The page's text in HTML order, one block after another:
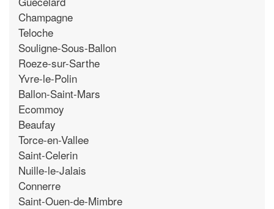
Champagne
Teloche
Souligne-Sous-Ballon
Roeze-sur-Sarthe
Yvre-le-Polin
Ballon-Saint-Mars
Ecommoy
Beaufay
Torce-en-Vallee
Saint-Celerin
Nuille-le-Jalais
Connerre
Saint-Ouen-de-Mimbre